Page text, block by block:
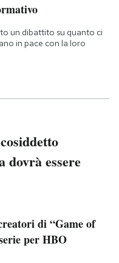
un dibattito su quanto ci
in pace con la loro
dovrà essere
di “Game of
per HBO